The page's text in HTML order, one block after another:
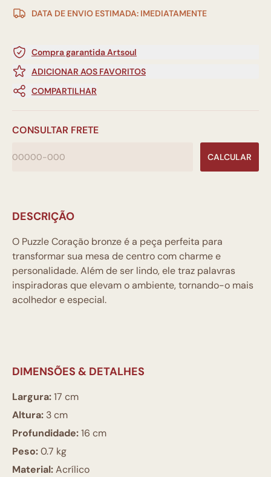
DATA DE ENVIO ESTIMADA: IMEDIATAMENTE
Compra garantida Artsoul
ADICIONAR AOS FAVORITOS
COMPARTILHAR
CONSULTAR FRETE
CALCULAR
DESCRIÇÃO
O Puzzle Coração bronze é a peça perfeita para
transformar sua mesa de centro com charme e
personalidade. Além de ser lindo, ele traz palavras
inspiradoras que elevam o ambiente, tornando-o mais
acolhedor e especial.
DIMENSÕES & DETALHES
Largura:17 cm
Altura: 3 cm
Profundidade:16 cm
Peso:0.7 kg
Material:Acrílico